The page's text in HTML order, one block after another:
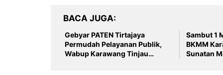
BACA JUGA
Gebyar PATEN Tirtajaya
Permudah Pelayanan Publik,
Wabup Karawang Tinjau
Sambut 1
BKMM
Sunatan